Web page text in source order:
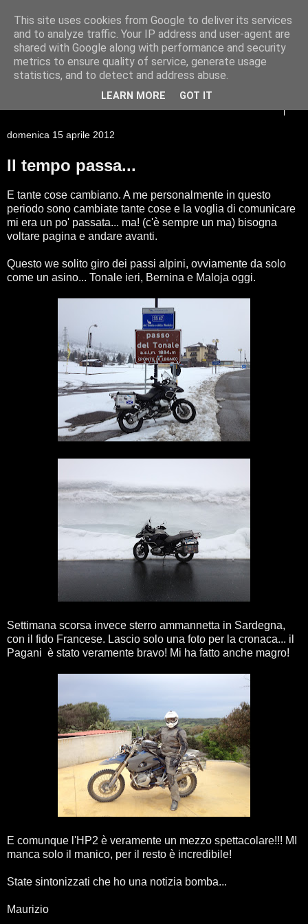
Racconti di viaggio di un
Giessista atipico
domenica 15 aprile 2012
Il tempo passa...
E tante cose cambiano. A me personalmente in questo
periodo sono cambiate tante cose e la voglia di comunicare
mi era un po' passata... ma! (c'è sempre un ma) bisogna
voltare pagina e andare avanti.
Questo we solito giro dei passi alpini, ovviamente da solo
come un asino... Tonale ieri, Bernina e Maloja oggi.
Settimana scorsa invece sterro ammannetta in Sardegna,
con il fido Francese. Lascio solo una foto per la cronaca... il
Pagani è stato veramente bravo! Mi ha fatto anche magro!
E comunque l'HP2 è veramente un mezzo spettacolare!!! MI
manca solo il manico, per il resto è incredibile!
State sintonizzati che ho una notizia bomba...
Maurizio
This site uses cookies from Google to deliver its services
and to analyze traffic. Your IP address and user-agent are
shared with Google along with performance and security
metrics to ensure quality of service, generate usage
statistics, and to detect and address abuse.
LEARN MORE GOT IT